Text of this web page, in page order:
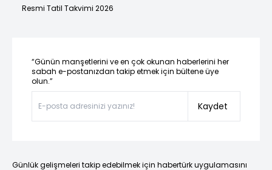
Resmi Tatil Takvimi 2026
“Günün manşetlerini ve en çok okunan haberlerini her
sabah e-postanızdan takip etmek için bültene üye
olun.”
Kaydet
Günlük gelişmeleri takip edebilmek için habertürk uygulamasını